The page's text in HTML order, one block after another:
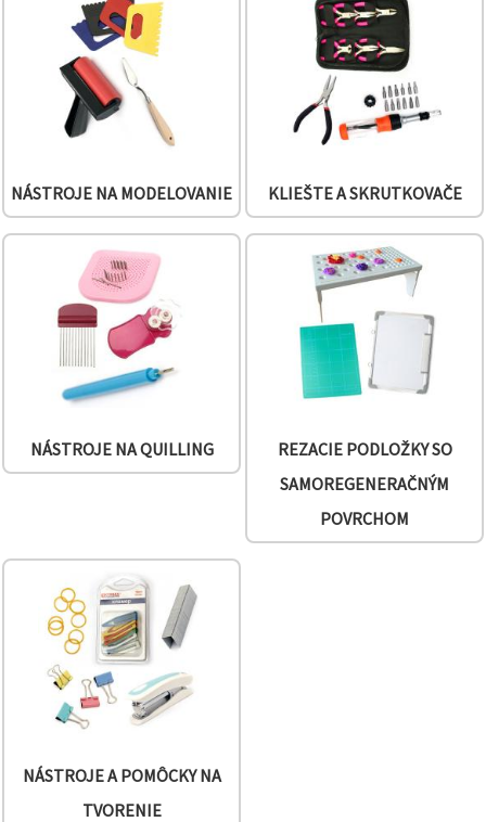
NÁSTROJE NA MODELOVANIE KLIEŠTE A SKRUTKOVAČE
NÁSTROJE NA QUILLING
REZACIE PODLOŽKY SO
SAMOREGENERAČNÝM
POVRCHOM
NÁSTROJE A POMÔCKY NA
TVORENIE